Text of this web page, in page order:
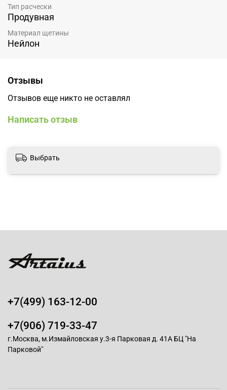
Тип расчески
Продувная
Материал щетины
Нейлон
Отзывы
Отзывов еще никто не оставлял
Написать отзыв
Выбрать
+7(499) 163-12-00
+7(906) 719-33-47
г.Москва, м.Измайловская у.3-я Парковая д. 41А БЦ "На
Парковой"